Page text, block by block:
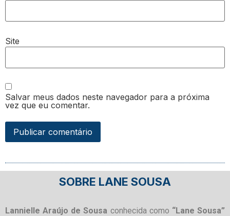
Site
Salvar meus dados neste navegador para a próxima
vez que eu comentar.
SOBRE LANE SOUSA
Lannielle Araújo de Sousa conhecida como “Lane Sousa”